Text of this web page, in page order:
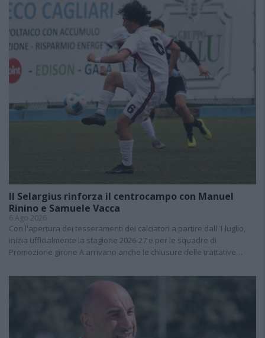
Il Selargius rinforza il centrocampo con Manuel
Rinino e Samuele Vacca
6 Ago 2026
Con l'apertura dei tesseramenti dei calciatori a partire dall'1 luglio,
inizia ufficialmente la stagione 2026-27 e per le squadre di
Promozione girone A arrivano anche le chiusure delle trattative…